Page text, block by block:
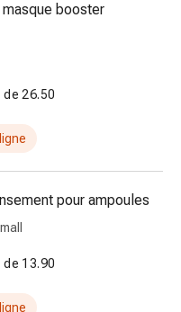
masque booster
de 26.50
pour ampoules
de 13.90